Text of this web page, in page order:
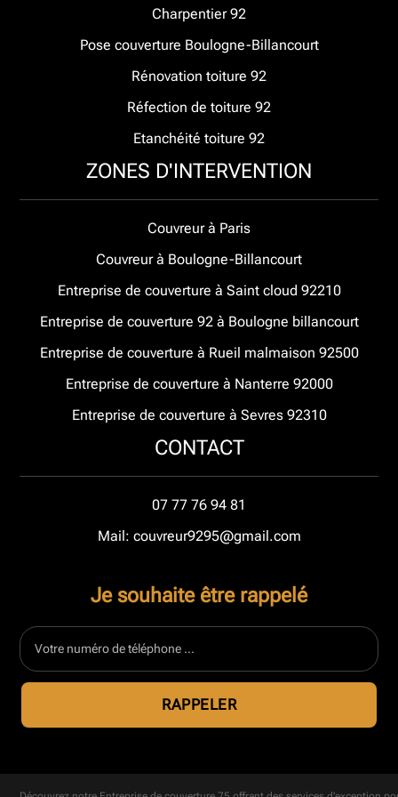
Charpentier 92
Pose couverture Boulogne-Billancourt
Rénovation toiture 92
Réfection de toiture 92
Etanchéité toiture 92
ZONES D'INTERVENTION
Couvreur à Paris
Couvreur à Boulogne-Billancourt
Entreprise de couverture à Saint cloud 92210
Entreprise de couverture 92 à Boulogne billancourt
Entreprise de couverture à Rueil malmaison 92500
Entreprise de couverture à Nanterre 92000
Entreprise de couverture à Sevres 92310
CONTACT
07 77 76 94 81
Mail: couvreur9295@gmail.com
Je souhaite être rappelé